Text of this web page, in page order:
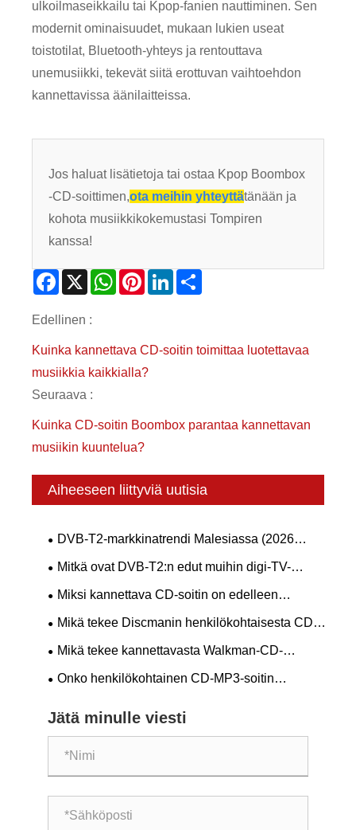
ulkoilmaseikkailu tai Kpop-fanien nauttiminen. Sen
modernit ominaisuudet, mukaan lukien useat
toistotilat, Bluetooth-yhteys ja rentouttava
unemusiikki, tekevät siitä erottuvan vaihtoehdon
kannettavissa äänilaitteissa.
Jos haluat lisätietoja tai ostaa Kpop Boombox
-CD-soittimen,ota meihin yhteyttätänään ja
kohota musiikkikokemustasi Tompiren
kanssa!
Facebook
X WhatsAppPinterestLinkedIn
Edellinen :
Kuinka kannettava CD-soitin toimittaa luotettavaa
musiikkia kaikkialla?
Seuraava :
Kuinka CD-soitin Boombox parantaa kannettavan
musiikin kuuntelua?
Aiheeseen liittyviä uutisia
DVB-T2-markkinatrendi Malesiassa (2026
myFreeview / MYTV)
Mitkä ovat DVB-T2:n edut muihin digi-TV-
standardeihin verrattuna?
Miksi kannettava CD-soitin on edelleen
musiikin ystävien paras valinta vuonna 2026?
Mikä tekee Discmanin henkilökohtaisesta CD-
soittimesta välttämättömän musiikin ystäville
Mikä tekee kannettavasta Walkman-CD-
soittimesta parhaan vaihtoehdon musiikin
Onko henkilökohtainen CD-MP3-soitin
Jätä minulle viesti